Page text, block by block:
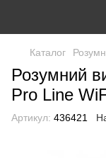
Каталог
Розумний
Pro Line
Артикул: 436421